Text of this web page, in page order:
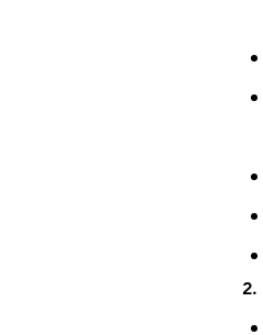
2.